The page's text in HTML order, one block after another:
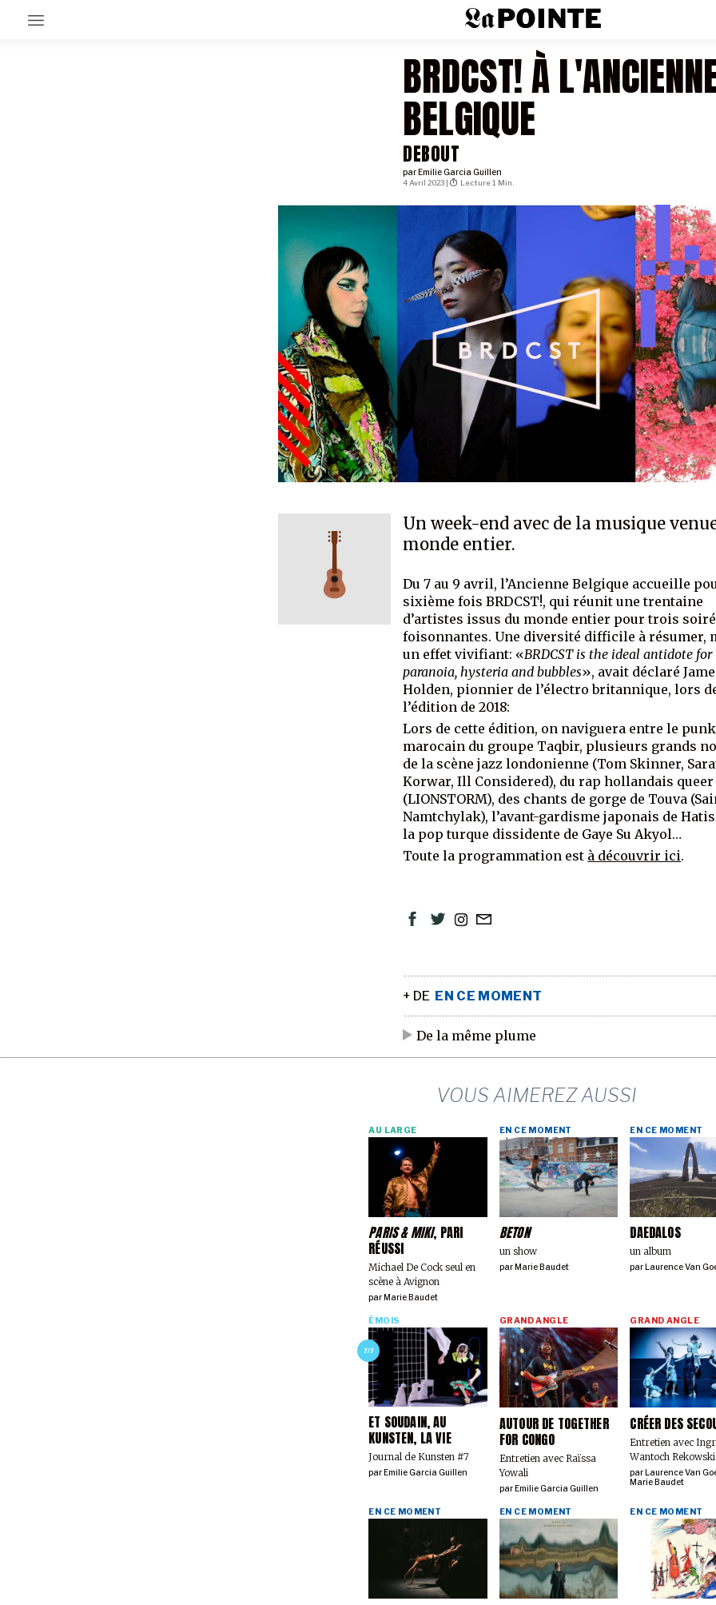
BRDCST! À
BELGIQUE
DEBOUT
par Emilie Garcia Guillen
Un week-end avec de la musique
monde entier.
4 Avril 2023 | Lecture 1 Min.
Du 7 au 9 avril, l’Ancienne Belgique accueille
sixième fois BRDCST!, qui réunit une trentaine
d’artistes issus du monde entier pour trois
foisonnantes. Une diversité difficile à résumer,
un effet vivifiant: «BRDCST is the ideal antidote for
paranoia, hysteria and bubbles», avait déclaré
Holden, pionnier de l’électro britannique, lors
l’édition de 2018:
Lors de cette édition, on naviguera entre le punk
marocain du groupe Taqbir, plusieurs grands
de la scène jazz londonienne (Tom Skinner,
Korwar, Ill Considered), du rap hollandais queer
(LIONSTORM), des chants de gorge de Touva
Namtchylak), l’avant-gardisme japonais de
la pop turque dissidente de Gaye Su Akyol…
Toute la programmation est à découvrir ici.
+ DE EN CE MOMENT
De la même plume
VOUS AIMEREZ AUSSI
PARIS & MIKI, PARI
RÉUSSI
Michael De Cock seul en
scène à Avignon
AU LARGE
par Marie Baudet
BETON
un show
EN CE MOMENT
par Marie Baudet
DAEDALOS
un album
EN CE MOMENT
par Laurence Van
7/7
ET SOUDAIN, AU
KUNSTEN, LA VIE
Journal de Kunsten #7
ÉMOIS
par Emilie Garcia Guillen
AUTOUR DE TOGETHER
FOR CONGO
Entretien avec Raïssa
Yowali
GRAND ANGLE
parEmilie Garcia Guillen
CRÉER DES
Entretien avec
Wantoch Rekowski
GRAND ANGLE
parLaurence Van
Marie Baudet
EN CE MOMENT EN CE MOMENT EN CE MOMENT